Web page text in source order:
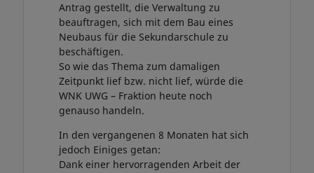
Antrag gestellt, die Verwaltung zu
beauftragen, sich mit dem Bau eines
Neubaus für die Sekundarschule zu
beschäftigen.
So wie das Thema zum damaligen
Zeitpunkt lief bzw. nicht lief, würde die
WNK UWG – Fraktion heute noch
genauso handeln.
In den vergangenen 8 Monaten hat sich
jedoch Einiges getan:
Dank einer hervorragenden Arbeit der